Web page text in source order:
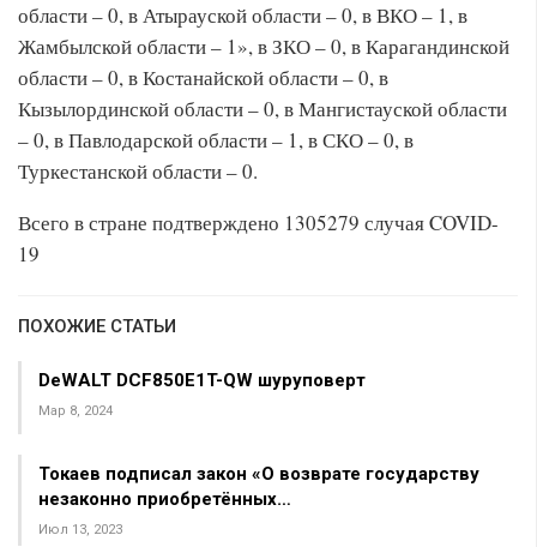
области – 0, в Атырауской области – 0, в ВКО – 1, в
Жамбылской области – 1», в ЗКО – 0, в Карагандинской
области – 0, в Костанайской области – 0, в
Кызылординской области – 0, в Мангистауской области
– 0, в Павлодарской области – 1, в СКО – 0, в
Туркестанской области – 0.
Всего в стране подтверждено 1305279 случая COVID-
19
ПОХОЖИЕ СТАТЬИ
DeWALT DCF850E1T-QW шуруповерт
Мар 8, 2024
Токаев подписал закон «О возврате государству
незаконно приобретённых…
Июл 13, 2023